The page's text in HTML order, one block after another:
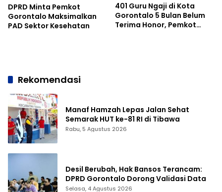
DPRD Minta Pemkot
Gorontalo Maksimalkan
PAD Sektor Kesehatan
401 Guru Ngaji di Kota
Gorontalo 5 Bulan Belum
Terima Honor, Pemkot
Rekomendasi
Manaf Hamzah Lepas Jalan Sehat
Semarak HUT ke-81 RI di Tibawa
Rabu, 5 Agustus 2026
Desil Berubah, Hak Bansos Terancam:
DPRD Gorontalo Dorong Validasi Data
Selasa, 4 Agustus 2026